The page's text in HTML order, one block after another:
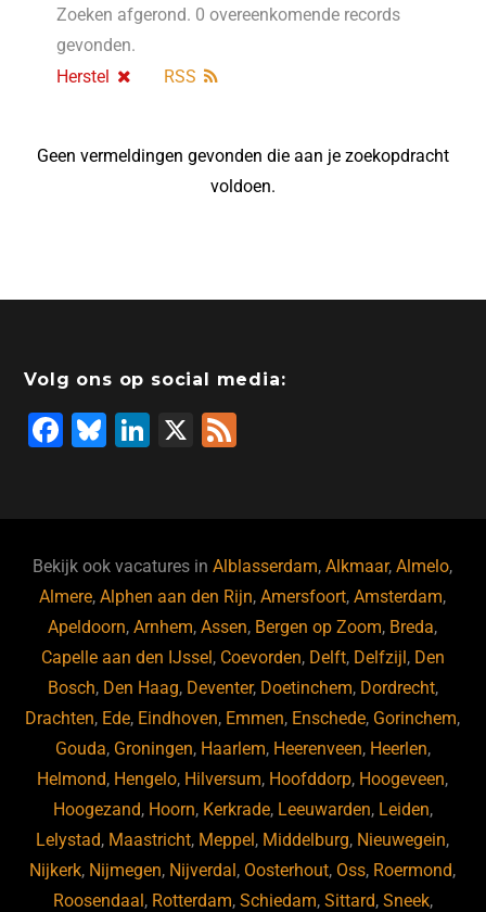
Zoeken afgerond. 0 overeenkomende records
gevonden.
Herstel
RSS
Geen vermeldingen gevonden die aan je zoekopdracht
voldoen.
Volg ons op social media:
F
b
o
o
k
Bl
ky
Li
dI
n
X
Bekijk ook vacatures inAlblasserdam,Alkmaar,Almelo,
Almere,Alphen aan den Rijn,Amersfoort,Amsterdam,
Apeldoorn,Arnhem,Assen, Bergen op Zoom, Breda,
Capelle aan den IJssel , Coevorden, Delft, Delfzijl , Den
Bosch, Den Haag, Deventer, Doetinchem, Dordrecht,
Drachten, Ede, Eindhoven, Emmen, Enschede, Gorinchem,
Gouda, Groningen, Haarlem, Heerenveen, Heerlen,
Helmond, Hengelo, Hilversum, Hoofddorp, Hoogeveen,
Hoogezand, Hoorn, Kerkrade, Leeuwarden, Leiden,
Lelystad, Maastricht, Meppel , Middelburg, Nieuwegein,
Nijkerk, Nijmegen, Nijverdal , Oosterhout, Oss, Roermond,
Roosendaal , Rotterdam, Schiedam, Sittard, Sneek,